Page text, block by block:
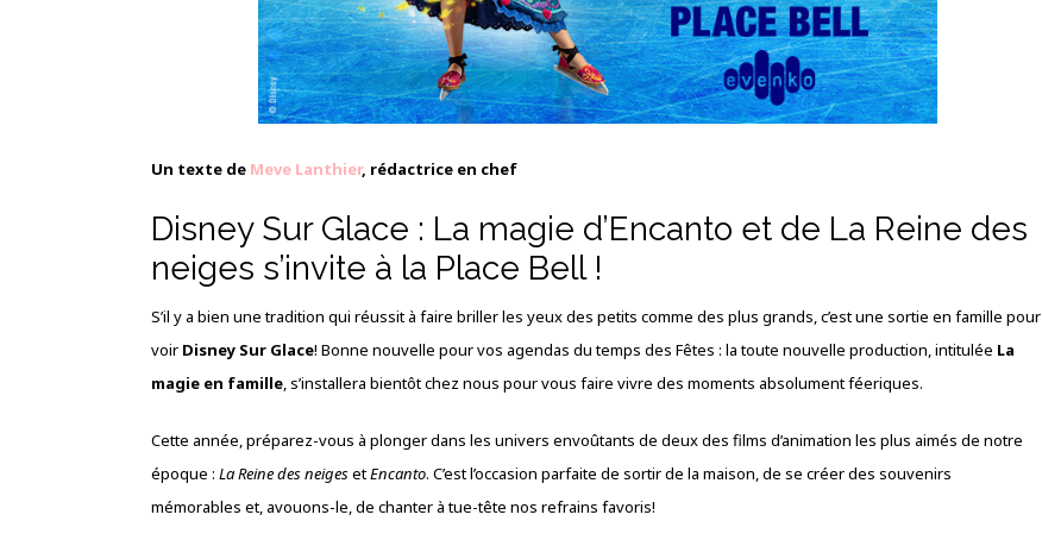
Un texte de Meve Lanthier, rédactrice en chef
Disney Sur Glace : La magie d’Encanto et de La Reine des
neiges s’invite à la Place Bell !
S’il y a bien une tradition qui réussit à faire briller les yeux des petits comme des plus grands, c’est une sortie en famille pour
voir Disney Sur Glace! Bonne nouvelle pour vos agendas du temps des Fêtes : la toute nouvelle production, intitulée La
magie en famille, s’installera bientôt chez nous pour vous faire vivre des moments absolument féeriques.
Cette année, préparez-vous à plonger dans les univers envoûtants de deux des films d’animation les plus aimés de notre
époque : La Reine des neigesetEncanto. C’est l’occasion parfaite de sortir de la maison, de se créer des souvenirs
mémorables et, avouons-le, de chanter à tue-tête nos refrains favoris!